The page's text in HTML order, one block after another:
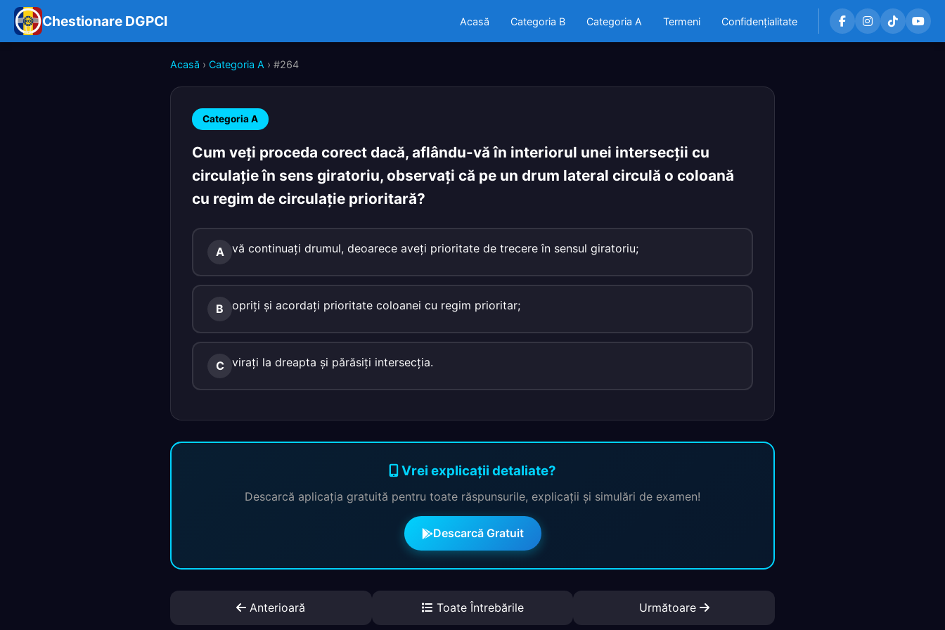
Chestionare DGPCI Acasă Categoria B Categoria A Termeni Confidențialitate
Acasă › Categoria A › #264
Categoria A
Cum veţi proceda corect dacă, aflându-vă în interiorul unei intersecţii cu
circulaţie în sens giratoriu, observaţi că pe un drum lateral circulă o coloană
cu regim de circulaţie prioritară?
A vă continuaţi drumul, deoarece aveţi prioritate de trecere în sensul giratoriu;
B opriţi şi acordaţi prioritate coloanei cu regim prioritar;
C viraţi la dreapta şi părăsiţi intersecţia.
Vrei explicații detaliate?
Descarcă aplicația gratuită pentru toate răspunsurile, explicații și simulări de examen!
Descarcă Gratuit
Anterioară Toate Întrebările Următoare